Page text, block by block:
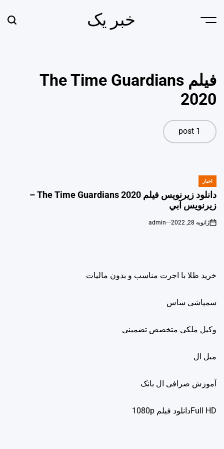
Menu خبر یک
فیلم The Time Guardians
2020
1 post
POSTED
اخبار
دانلود زیرنویس فیلم The Time Guardians 2020 –
زيرنويس آبي
on
ژانویه 28, 2022 admin
خرید طلا با اجرت مناسب و بدون مالیات
سمپاشی ساس
وکیل ملکی متخصص تضمینی
مبل ال
آموزش صرافی ال بانک
Full HDدانلود فيلم 1080p